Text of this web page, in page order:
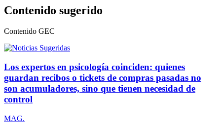
Contenido sugerido
Contenido GEC
Los expertos en psicología coinciden: quienes
guardan recibos o tickets de compras pasadas no
son acumuladores, sino que tienen necesidad de
control
MAG.